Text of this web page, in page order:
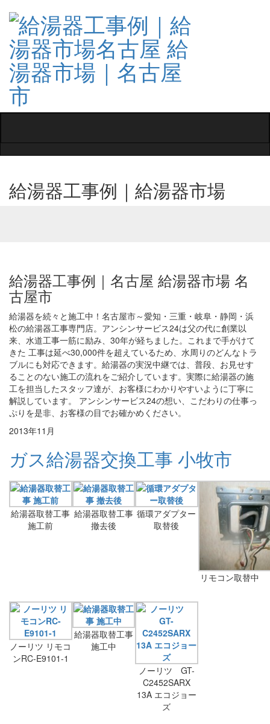
給湯器工事例｜給湯器市場
給湯器工事例｜名古屋 給湯器市場 名
古屋市
給湯器を続々と施工中！名古屋市～愛知・三重・岐阜・静岡・浜
松の給湯器工事専門店。アンシンサービス24は父の代に創業以
来、水道工事一筋に励み、30年が経ちました。これまで手がけて
きた 工事は延べ30,000件を超えているため、水周りのどんなトラ
ブルにも対応できます。給湯器の実況中継では、普段、お見せす
ることのない施工の流れをご紹介しています。実際に給湯器の施
工を担当したスタッフ達が、お客様にわかりやすいように丁寧に
解説しています。 アンシンサービス24の想い、こだわりの仕事っ
ぷりを是非、お客様の目でお確かめください。
2013年11月
ガス給湯器交換工事 小牧市
給湯器取替工事
施工前
給湯器取替工事
撤去後
循環アダプター
取替後
リモコン取替中
ノーリツ リモコ
ンRC-E9101-1
給湯器取替工事
施工中
ノーリツ GT-
C2452SARX
13A エコジョー
ズ